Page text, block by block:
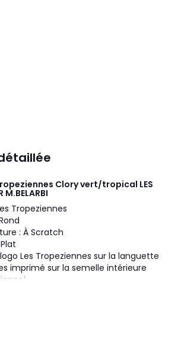
Clory vert/tropical LES
M.BELARBI
Tropeziennes
: À Scratch
Les Tropeziennes sur la languette
imprimé sur la semelle intérieure
: Fibre